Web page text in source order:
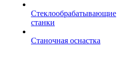
Стеклообрабатывающие
станки
Станочная оснастка